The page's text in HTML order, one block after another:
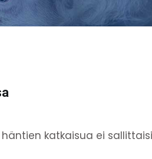
katkaisua ei sallittaisi